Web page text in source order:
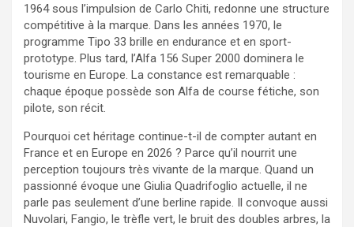
1964 sous l’impulsion de Carlo Chiti, redonne une structure
compétitive à la marque. Dans les années 1970, le
programme Tipo 33 brille en endurance et en sport-
prototype. Plus tard, l’Alfa 156 Super 2000 dominera le
tourisme en Europe. La constance est remarquable :
chaque époque possède son Alfa de course fétiche, son
pilote, son récit.
Pourquoi cet héritage continue-t-il de compter autant en
France et en Europe en 2026 ? Parce qu’il nourrit une
perception toujours très vivante de la marque. Quand un
passionné évoque une Giulia Quadrifoglio actuelle, il ne
parle pas seulement d’une berline rapide. Il convoque aussi
Nuvolari, Fangio, le trèfle vert, le bruit des doubles arbres, la